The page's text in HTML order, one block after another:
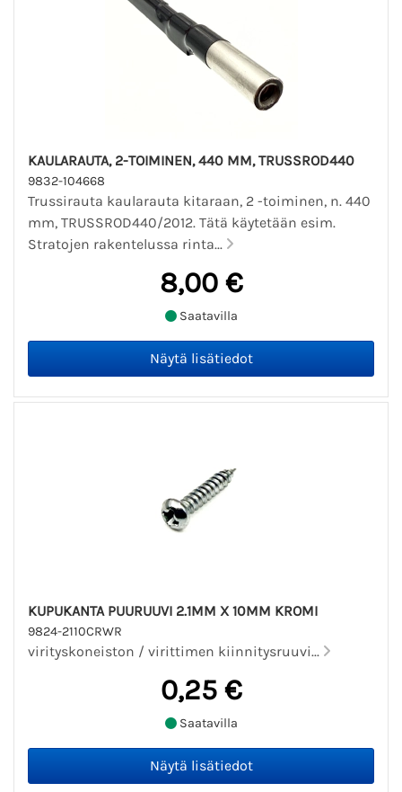
KAULARAUTA, 2-TOIMINEN, 440 MM, TRUSSROD440
9832-104668
Trussirauta kaularauta kitaraan, 2 -toiminen, n. 440
mm, TRUSSROD440/2012. Tätä käytetään esim.
Stratojen rakentelussa rinta...
8,00 €
Saatavilla
KUPUKANTA PUURUUVI 2.1MM X 10MM KROMI
9824-2110CRWR
virityskoneiston / virittimen kiinnitysruuvi...
0,25 €
Saatavilla